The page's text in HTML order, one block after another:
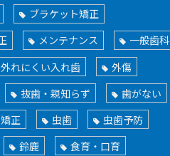
ブラケット矯正
メンテナンス
一般歯科
外れにくい入れ歯
外傷
抜歯・親知らず
歯がない
矯正 虫歯
虫歯予防
鈴鹿 食育・口育